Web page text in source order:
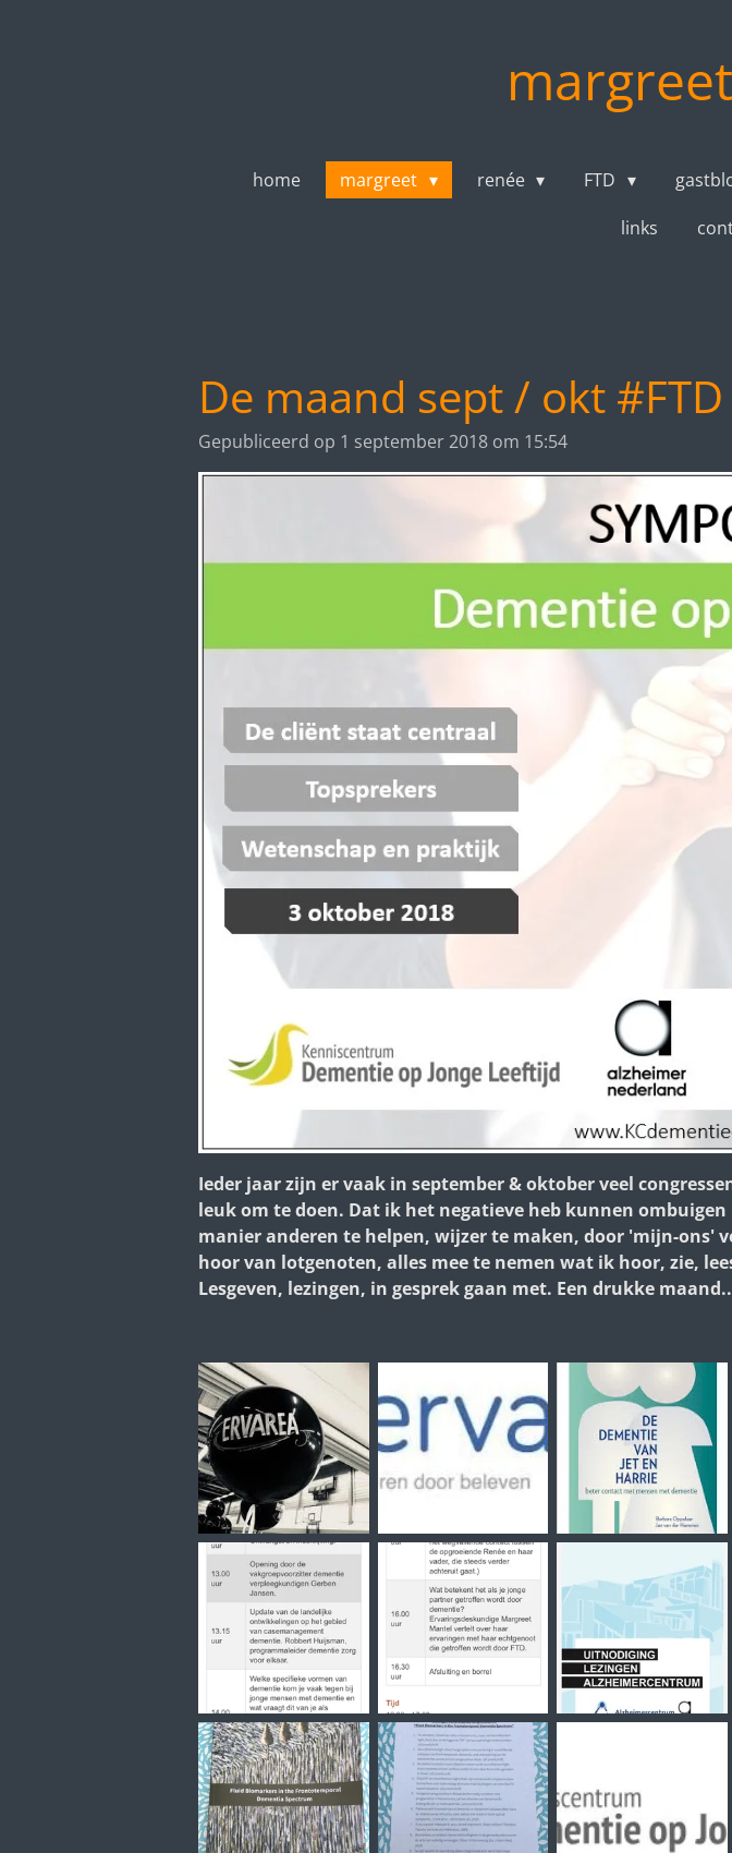
home margreet renée FTD
links
De maand sept / okt
Gepubliceerd op 1 september 2018 om 15:54
Ieder jaar zijn er vaak in september & oktober veel
leuk om te doen. Dat ik het negatieve heb kunnen
manier anderen te helpen, wijzer te maken, door 'mijn-ons'
hoor van lotgenoten, alles mee te nemen wat ik hoor, zie,
Lesgeven, lezingen, in gesprek gaan met. Een drukke